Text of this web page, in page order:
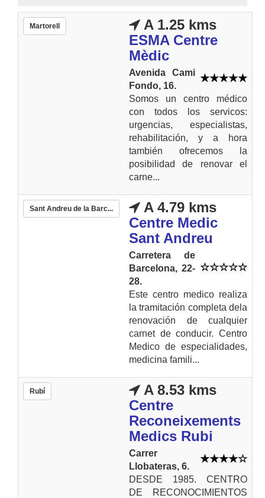
Martorell
A 1.25 kms
ESMA Centre
Mèdic
Avenida Cami
Fondo, 16.
Somos un centro médico
con todos los servicos:
urgencias, especialistas,
rehabilitación, y a hora
también ofrecemos la
posibilidad de renovar el
carne...
Sant Andreu de la Barc...
A 4.79 kms
Centre Medic
Sant Andreu
Carretera de
Barcelona, 22-
28.
Este centro medico realiza
la tramitación completa dela
renovación de cualquier
carnet de conducir. Centro
Medico de especialidades,
medicina famili...
Rubí
A 8.53 kms
Centre
Reconeixements
Medics Rubi
Carrer
Llobateras, 6.
DESDE 1985. CENTRO
DE RECONOCIMIENTOS